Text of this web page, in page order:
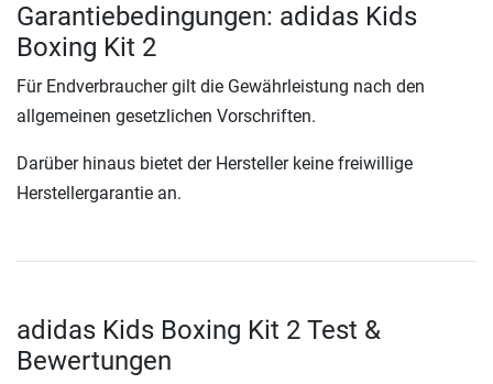
Garantiebedingungen: adidas Kids
Boxing Kit 2
Für Endverbraucher gilt die Gewährleistung nach den
allgemeinen gesetzlichen Vorschriften.
Darüber hinaus bietet der Hersteller keine freiwillige
Herstellergarantie an.
adidas Kids Boxing Kit 2 Test &
Bewertungen